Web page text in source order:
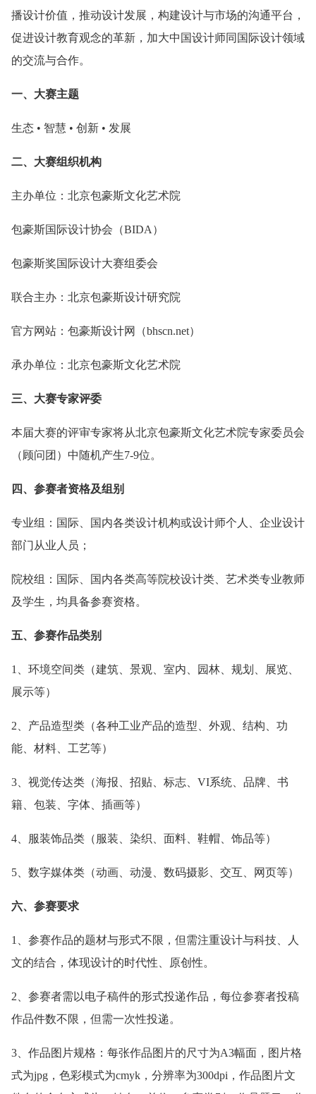
播设计价值，推动设计发展，构建设计与市场的沟通平台，
促进设计教育观念的革新，加大中国设计师同国际设计领域
的交流与合作。
一、大赛主题
生态 • 智慧 • 创新 • 发展
二、大赛组织机构
主办单位：北京包豪斯文化艺术院
包豪斯国际设计协会（BIDA）
包豪斯奖国际设计大赛组委会
联合主办：北京包豪斯设计研究院
官方网站：包豪斯设计网（bhscn.net）
承办单位：北京包豪斯文化艺术院
三、大赛专家评委
本届大赛的评审专家将从北京包豪斯文化艺术院专家委员会
（顾问团）中随机产生7-9位。
四、参赛者资格及组别
专业组：国际、国内各类设计机构或设计师个人、企业设计
部门从业人员；
院校组：国际、国内各类高等院校设计类、艺术类专业教师
及学生，均具备参赛资格。
五、参赛作品类别
1、环境空间类（建筑、景观、室内、园林、规划、展览、
展示等）
2、产品造型类（各种工业产品的造型、外观、结构、功
能、材料、工艺等）
3、视觉传达类（海报、招贴、标志、VI系统、品牌、书
籍、包装、字体、插画等）
4、服装饰品类（服装、染织、面料、鞋帽、饰品等）
5、数字媒体类（动画、动漫、数码摄影、交互、网页等）
六、参赛要求
1、参赛作品的题材与形式不限，但需注重设计与科技、人
文的结合，体现设计的时代性、原创性。
2、参赛者需以电子稿件的形式投递作品，每位参赛者投稿
作品件数不限，但需一次性投递。
3、作品图片规格：每张作品图片的尺寸为A3幅面，图片格
式为jpg，色彩模式为cmyk，分辨率为300dpi，作品图片文